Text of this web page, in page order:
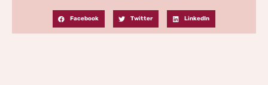
Facebook Twitter LinkedIn